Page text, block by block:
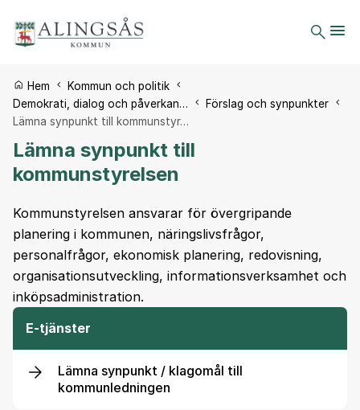
Du är här:
Hem
Kommun och politik
Demokrati, dialog och påverkan…
Förslag och synpunkter
Lämna synpunkt till kommunstyr…
Lämna synpunkt till
kommunstyrelsen
Kommunstyrelsen ansvarar för övergripande
planering i kommunen, näringslivsfrågor,
personalfrågor, ekonomisk planering, redovisning,
organisationsutveckling, informationsverksamhet och
inköpsadministration.
E-tjänster
Lämna synpunkt / klagomål till
kommunledningen